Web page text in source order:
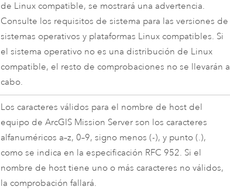
de Linux compatible, se mostrará una advertencia.
Consulte los requisitos de sistema para las versiones de
sistemas operativos y plataformas Linux compatibles. Si
el sistema operativo no es una distribución de Linux
compatible, el resto de comprobaciones no se llevarán a
cabo.
Los caracteres válidos para el nombre de host del
equipo deArcGIS Mission Server son los caracteres
alfanuméricos a–z, 0–9, signo menos (-), y punto (.),
como se indica en la especificación RFC 952. Si el
nombre de host tiene uno o más caracteres no válidos,
la comprobación fallará.